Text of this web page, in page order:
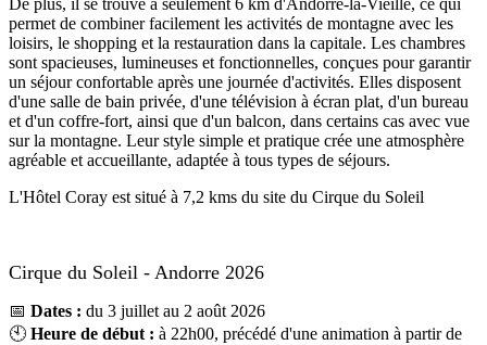
De plus, il se trouve à seulement 6 km d'Andorre-la-Vieille, ce qui
permet de combiner facilement les activités de montagne avec les
loisirs, le shopping et la restauration dans la capitale. Les chambres
sont spacieuses, lumineuses et fonctionnelles, conçues pour garantir
un séjour confortable après une journée d'activités. Elles disposent
d'une salle de bain privée, d'une télévision à écran plat, d'un bureau
et d'un coffre-fort, ainsi que d'un balcon, dans certains cas avec vue
sur la montagne. Leur style simple et pratique crée une atmosphère
agréable et accueillante, adaptée à tous types de séjours.
L'Hôtel Coray est situé à 7,2 kms du site du Cirque du Soleil
Cirque du Soleil - Andorre 2026
📅 Dates : du 3 juillet au 2 août 2026
🕙 Heure de début : à 22h00, précédé d'une animation à partir de